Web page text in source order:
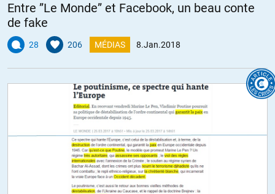
Entre ”Le Monde” et Facebook, un beau conte
de fake
28 206 MÉDIAS 8.Jan.2018